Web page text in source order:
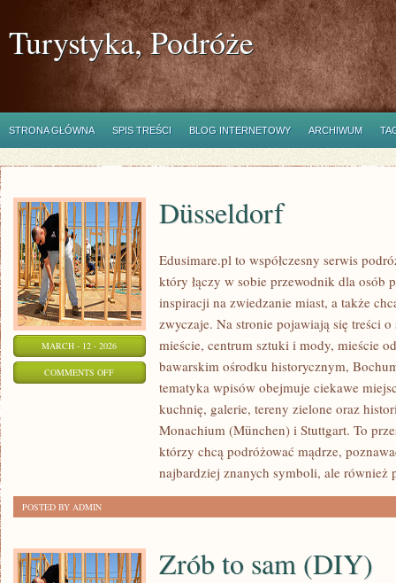
Turystyka, Podróże
STRONA GŁÓWNA SPIS TREŚCI BLOG INTERNETOWY ARCHIWUM
MARCH - 12 - 2026
COMMENTS OFFON
DÜSSELDORF
Düsseldorf
Edusimare.pl to współczesny serwis
który łączy w sobie przewodnik dla osób
inspiracji na zwiedzanie miast, a także
zwyczaje. Na stronie pojawiają się treści
mieście, centrum sztuki i mody, mieście
bawarskim ośrodku historycznym,
tematyka wpisów obejmuje ciekawe
kuchnię, galerie, tereny zielone oraz
Monachium (München) i Stuttgart. To
którzy chcą podróżować mądrze,
najbardziej znanych symboli, ale również
POSTED BY ADMIN
Zrób to sam (DIY)